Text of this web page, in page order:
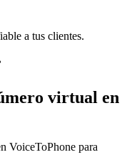
a tus clientes.
virtual en
VoiceToPhone para